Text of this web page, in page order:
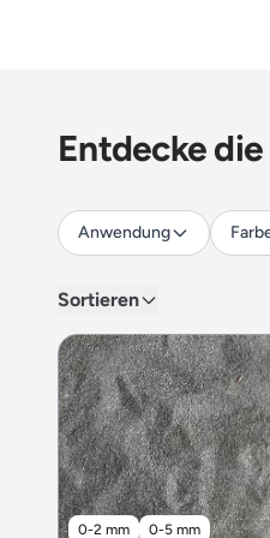
Entdecke
Anwendung
Sortieren
0-2 mm 0-5 mm